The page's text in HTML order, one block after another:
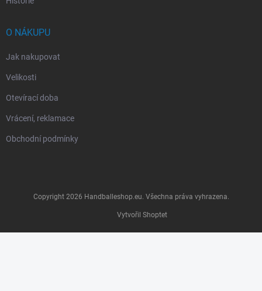
O NÁKUPU
Jak nakupovat
Velikosti
Otevírací doba
Vrácení, reklamace
Obchodní podmínky
Vytvořil Shoptet
Copyright 2026 Handballeshop.eu. Všechna práva vyhrazena.